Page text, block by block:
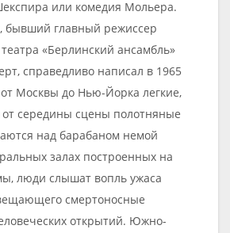
или комедия Мольера.
бывший главный режиссер
«Берлинский ансамбль»
справедливо написал в 1965
от Москвы до Нью-Йорка легкие,
середины сцены полотняные
над барабаном немой
залах построенных на
люди слышат вопль ужаса
смертоносные
открытий. Южно-